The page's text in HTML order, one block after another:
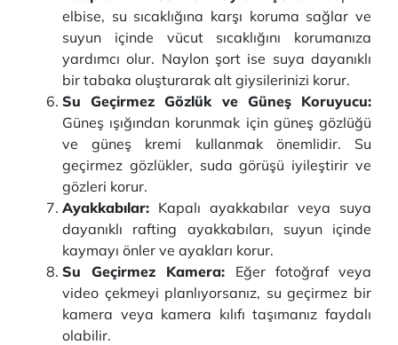
elbise, su sıcaklığına karşı koruma sağlar ve
suyun içinde vücut sıcaklığını korumanıza
yardımcı olur. Naylon şort ise suya dayanıklı
bir tabaka oluşturarak alt giysilerinizi korur.
Su Geçirmez Gözlük ve Güneş Koruyucu:
Güneş ışığından korunmak için güneş gözlüğü
ve güneş kremi kullanmak önemlidir. Su
geçirmez gözlükler, suda görüşü iyileştirir ve
gözleri korur.
Ayakkabılar: Kapalı ayakkabılar veya suya
dayanıklı rafting ayakkabıları, suyun içinde
kaymayı önler ve ayakları korur.
Su Geçirmez Kamera: Eğer fotoğraf veya
video çekmeyi planlıyorsanız, su geçirmez bir
kamera veya kamera kılıfı taşımanız faydalı
olabilir.